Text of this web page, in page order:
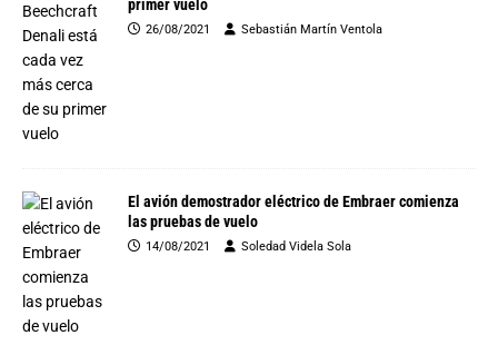
primer vuelo
26/08/2021 Sebastián Martín Ventola
El avión demostrador eléctrico de Embraer comienza
las pruebas de vuelo
14/08/2021 Soledad Videla Sola